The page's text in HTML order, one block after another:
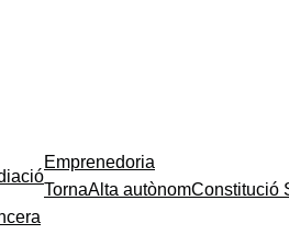
Emprenedoria
TornaAlta autònomConstitució